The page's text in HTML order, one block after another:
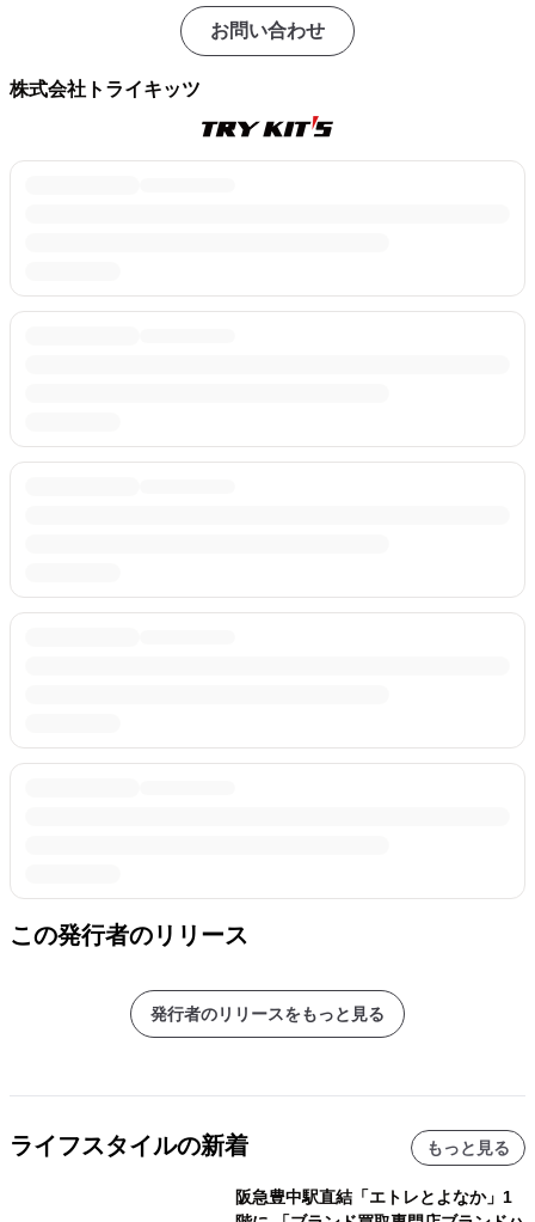
お問い合わせ
株式会社トライキッツ
この発行者のリリース
発行者のリリースをもっと見る
ライフスタイルの新着 もっと見る
阪急豊中駅直結「エトレとよなか」1